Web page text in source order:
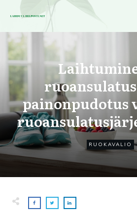
painonpudotus
RUOKAVALIO